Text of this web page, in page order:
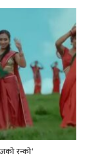
रन्को’